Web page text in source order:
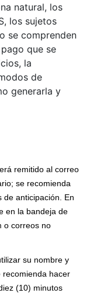
natural, los
los sujetos
se comprenden
que se
la
de
generarla y
remitido al correo
se recomienda
de anticipación. En
en la bandeja de
o correos no
su nombre y
recomienda hacer
(10) minutos